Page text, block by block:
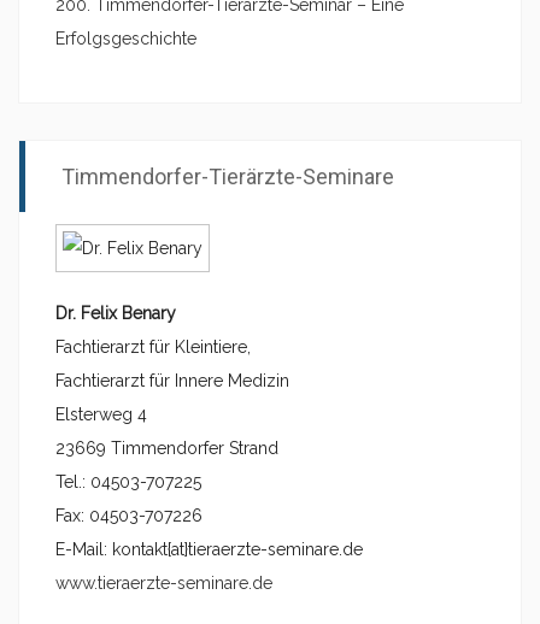
200. Timmendorfer-Tierärzte-Seminar – Eine
Erfolgsgeschichte
Timmendorfer-Tierärzte-Seminare
Dr. Felix Benary
Fachtierarzt für Kleintiere,
Fachtierarzt für Innere Medizin
Elsterweg 4
23669 Timmendorfer Strand
Tel.: 04503-707225
Fax: 04503-707226
E-Mail: kontakt{at}tieraerzte-seminare.de
www.tieraerzte-seminare.de